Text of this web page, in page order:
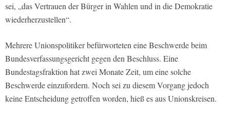
sei, „das Vertrauen der Bürger in Wahlen und in die Demokratie
wiederherzustellen“.
Mehrere Unionspolitiker befürworteten eine Beschwerde beim
Bundesverfassungsgericht gegen den Beschluss. Eine
Bundestagsfraktion hat zwei Monate Zeit, um eine solche
Beschwerde einzufordern. Noch sei zu diesem Vorgang jedoch
keine Entscheidung getroffen worden, hieß es aus Unionskreisen.